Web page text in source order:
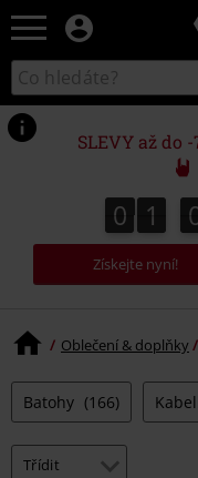
Katalog
vyhledávání
SLEVY až do -
0
0 1
1
Získejte nyní!
Oblečení & doplňky
Batohy (166)